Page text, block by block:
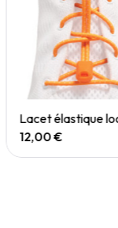
Quick View
12,00 €